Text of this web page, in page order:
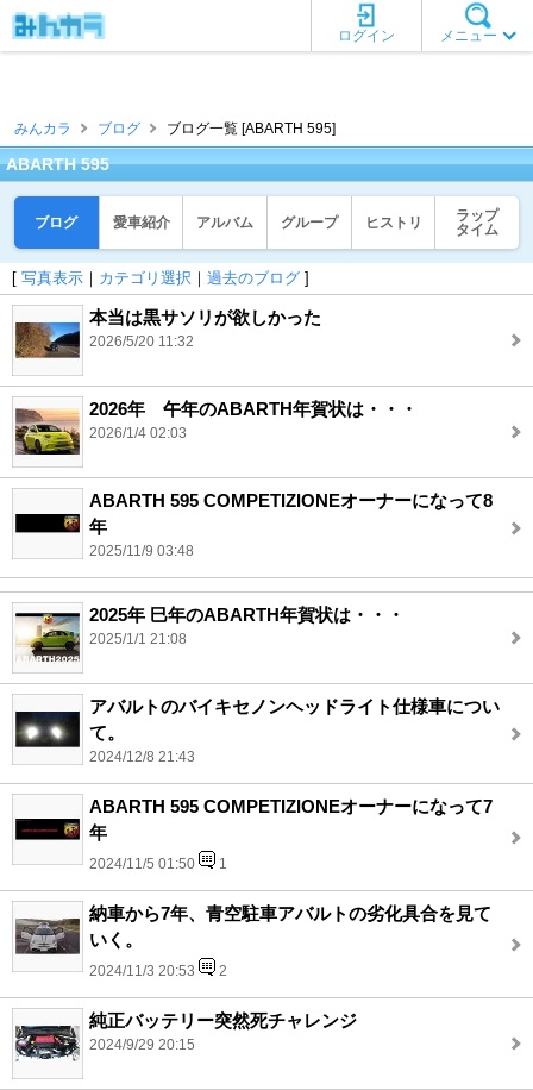
メニュー
ログイン
みんカラ ブログ ブログ一覧 [ABARTH 595]
ABARTH 595
ブログ 愛車紹介 アルバム グループ ヒストリ
ラップ
タイム
[ 写真表示 ｜ カテゴリ選択 ｜ 過去のブログ ]
本当は黒サソリが欲しかった
2026/5/20 11:32
2026年 午年のABARTH年賀状は・・・
2026/1/4 02:03
ABARTH 595 COMPETIZIONEオーナーになって8
年
2025/11/9 03:48
2025年 巳年のABARTH年賀状は・・・
2025/1/1 21:08
アバルトのバイキセノンヘッドライト仕様車につい
て。
2024/12/8 21:43
ABARTH 595 COMPETIZIONEオーナーになって7
年
2024/11/5 01:50 1
納車から7年、青空駐車アバルトの劣化具合を見て
いく。
2024/11/3 20:53 2
純正バッテリー突然死チャレンジ
2024/9/29 20:15